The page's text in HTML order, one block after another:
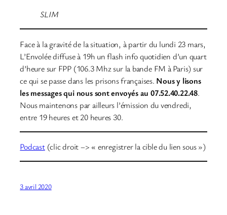
SLIM
Face à la gravité de la situation, à partir du lundi 23 mars,
L’Envolée diffuse à 19h un flash info quotidien d’un quart
d’heure sur FPP (106.3 Mhz sur la bande FM à Paris) sur
ce qui se passe dans les prisons françaises. Nous y lisons
les messages qui nous sont envoyés au 07.52.40.22.48.
Nous maintenons par ailleurs l’émission du vendredi,
entre 19 heures et 20 heures 30.
Podcast(clic droit –> « enregistrer la cible du lien sous »)
3 avril 2020